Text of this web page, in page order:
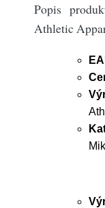
Popis
Athletic